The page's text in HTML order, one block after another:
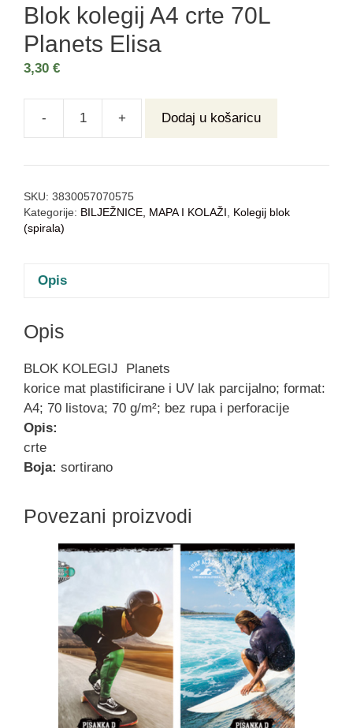
Blok kolegij A4 crte 70L
Planets Elisa
3,30 €
- + Dodaj u košaricu
SKU: 3830057070575
Kategorije: BILJEŽNICE, MAPA I KOLAŽI
Kolegij blok
(spirala)
Opis
Opis
BLOK KOLEGIJ
Planets
korice mat plastificirane i UV lak parcijalno; format:
A4; 70 listova; 70 g/m²; bez rupa i perforacije
Opis:
crte
Boja: sortirano
Povezani proizvodi